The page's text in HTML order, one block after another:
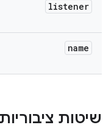
listener
name
שיטות ציבוריות